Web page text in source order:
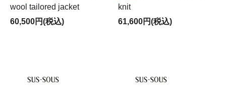
wool tailored jacket
60,500円(税込)
knit
61,600円(税込)